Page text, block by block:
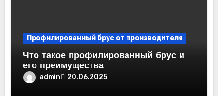
Профилированный брус от производителя
Что такое профилированный брус и
его преимущества
admin 20.06.2025